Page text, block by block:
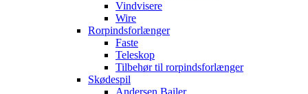
Vindvisere
Wire
Rorpindsforlænger
Faste
Teleskop
Tilbehør til rorpindsforlænger
Skødespil
Andersen Bailer